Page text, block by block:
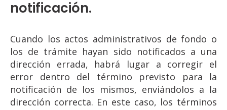
notificación.
Cuando los actos administrativos de fondo o
los de trámite hayan sido notificados a una
dirección errada, habrá lugar a corregir el
error dentro del término previsto para la
notificación de los mismos, enviándolos a la
dirección correcta. En este caso, los términos